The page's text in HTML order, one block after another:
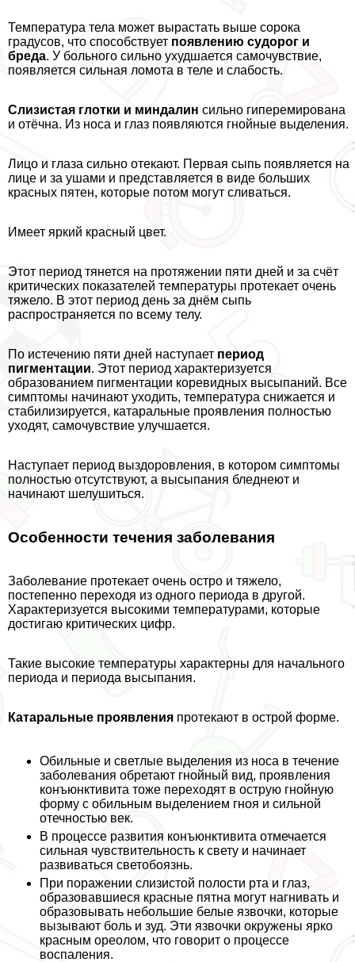
Температура тела может вырастать выше сорока
градусов, что способствует появлению судорог и
бреда. У больного сильно ухудшается самочувствие,
появляется сильная ломота в теле и слабость.
Слизистая глотки и миндалин сильно гиперемирована
и отёчна. Из носа и глаз появляются гнойные выделения.
Лицо и глаза сильно отекают. Первая сыпь появляется на
лице и за ушами и представляется в виде больших
красных пятен, которые потом могут сливаться.
Имеет яркий красный цвет.
Этот период тянется на протяжении пяти дней и за счёт
критических показателей температуры протекает очень
тяжело. В этот период день за днём сыпь
распространяется по всему телу.
По истечению пяти дней наступает период
пигментации. Этот период хаpaктеризуется
образованием пигментации коревидных высыпаний. Все
симптомы начинают уходить, температура снижается и
стабилизируется, катаральные проявления полностью
уходят, самочувствие улучшается.
Наступает период выздоровления, в котором симптомы
полностью отсутствуют, а высыпания бледнеют и
начинают шелушиться.
Особенности течения заболевания
Заболевание протекает очень остро и тяжело,
постепенно переходя из одного периода в другой.
Хаpaктеризуется высокими температурами, которые
достигаю критических цифр.
Такие высокие температуры хаpaктерны для начального
периода и периода высыпания.
Катаральные проявления протекают в острой форме.
Обильные и светлые выделения из носа в течение
заболевания обретают гнойный вид, проявления
конъюнктивита тоже переходят в острую гнойную
форму с обильным выделением гноя и сильной
отечностью век.
В процессе развития конъюнктивита отмечается
сильная чувствительность к свету и начинает
развиваться светобоязнь.
При поражении слизистой полости рта и глаз,
образовавшиеся красные пятна могут нагнивать и
образовывать небольшие белые язвочки, которые
вызывают боль и зуд. Эти язвочки окружены ярко
красным ореолом, что говорит о процессе
воспаления.